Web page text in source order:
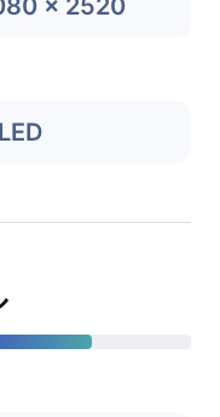
x 2520